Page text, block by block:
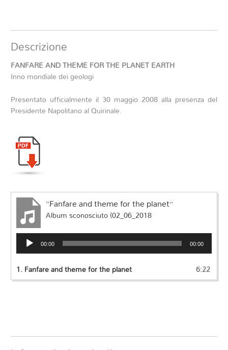
Descrizione
FANFARE AND THEME FOR THE PLANET EARTH
Inno mondiale dei geologi
Presentato ufficialmente il 30 maggio 2008 alla presenza del
Presidente Napolitano al Quirinale.
“Fanfare and theme for the planet”
Album sconosciuto (02_06_2018
Audio
Player 00:00 00:00
1.Fanfare and theme for the planet 6:22